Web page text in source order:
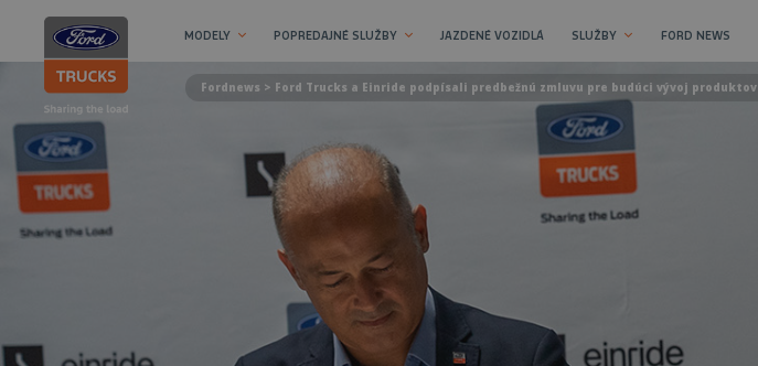
MODELY POPREDAJNÉ SLUŽBY JAZDENÉ VOZIDLÁ SLUŽBY FORD NEWS
Fordnews > Ford Trucks a Einride podpísali predbežnú zmluvu pre budúci vývoj produktov